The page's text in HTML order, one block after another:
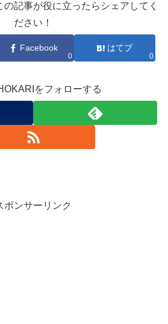
記事が役に立ったらシェアしてく
ださい！
Facebook
0
はてブ
0
をフォローする
ポンサーリンク